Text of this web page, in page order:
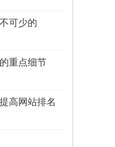
可少的
重点细节
高网站排名